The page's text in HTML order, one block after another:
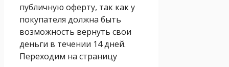
публичную оферту, так как у
покупателя должна быть
возможность вернуть свои
деньги в течении 14 дней.
Переходим на страницу